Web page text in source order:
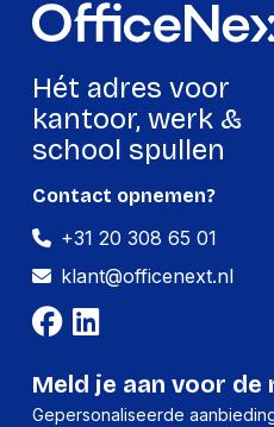
Lengte:
-
Hét adres voor
kantoor, werk &
school spullen
Contact opnemen?
+31 20 308 65 01
klant@officenext.nl
Meld je aan voor
Gepersonaliseerde